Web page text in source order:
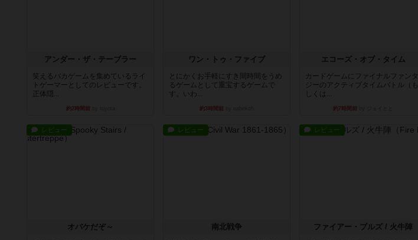
アンダー・ザ・テーブラー
笑えるバカゲームを集めているライ
トゲーマーとしてのレビューです。
正体隠...
約2時間前
ワン・トゥ・ファイブ
とにかくお手軽にすき間時間をうめ
るゲームとして重宝するゲームで
す。いわ...
約3時間前
エコーズ・オブ・タイム
カードゲームにファイナルファンタ
ジーのアクティブタイムバトル（も
しくは...
約7時間前
レビュー
オバケだぞ～
レビュー
南北戦争
レビュー
ファイアー・ブルズ / 火牛陣